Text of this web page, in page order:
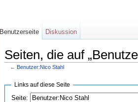
Seiten, die auf
← Benutzer:Nico Stahl
Links auf diese Seite
Seite:
Benutzerseite Diskussion